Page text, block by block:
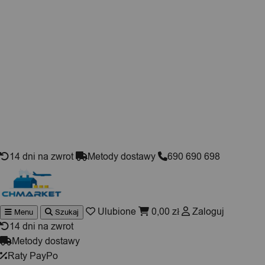
14 dni na zwrot Metody dostawy 690 690 698
Wyszukiwarka
produktów
Menu Szukaj Ulubione 0,00 zł
Zaloguj
14 dni na zwrot
Metody dostawy
Raty PayPo